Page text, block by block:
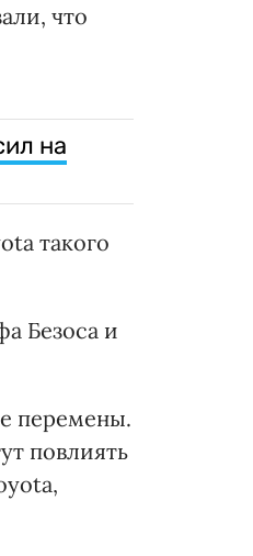
что
на
такого
Безоса и
перемены.
повлиять